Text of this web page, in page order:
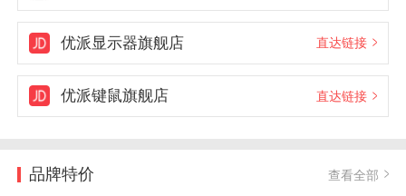
优派显示器旗舰店 直达链接
优派键鼠旗舰店 直达链接
品牌特价 查看全部